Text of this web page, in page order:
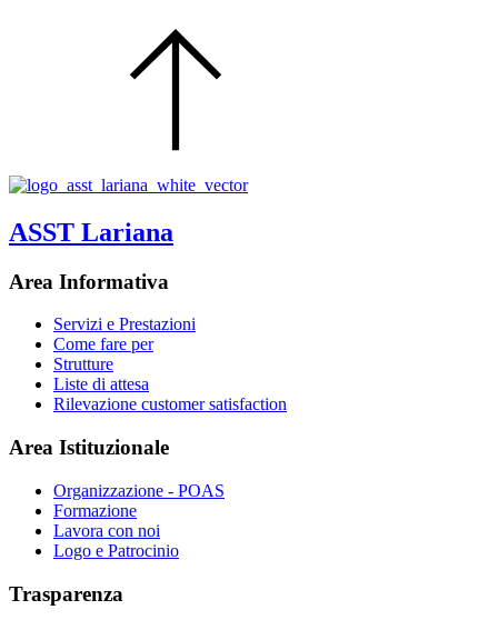
ASST Lariana
Area Informativa
Servizi e Prestazioni
Come fare per
Strutture
Liste di attesa
Rilevazione customer satisfaction
Area Istituzionale
Organizzazione - POAS
Formazione
Lavora con noi
Logo e Patrocinio
Trasparenza